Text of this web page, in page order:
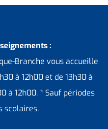
:
Branche vous accueille
à 12h00 et de 13h30 à
à 12h00. * Sauf périodes
scolaires.